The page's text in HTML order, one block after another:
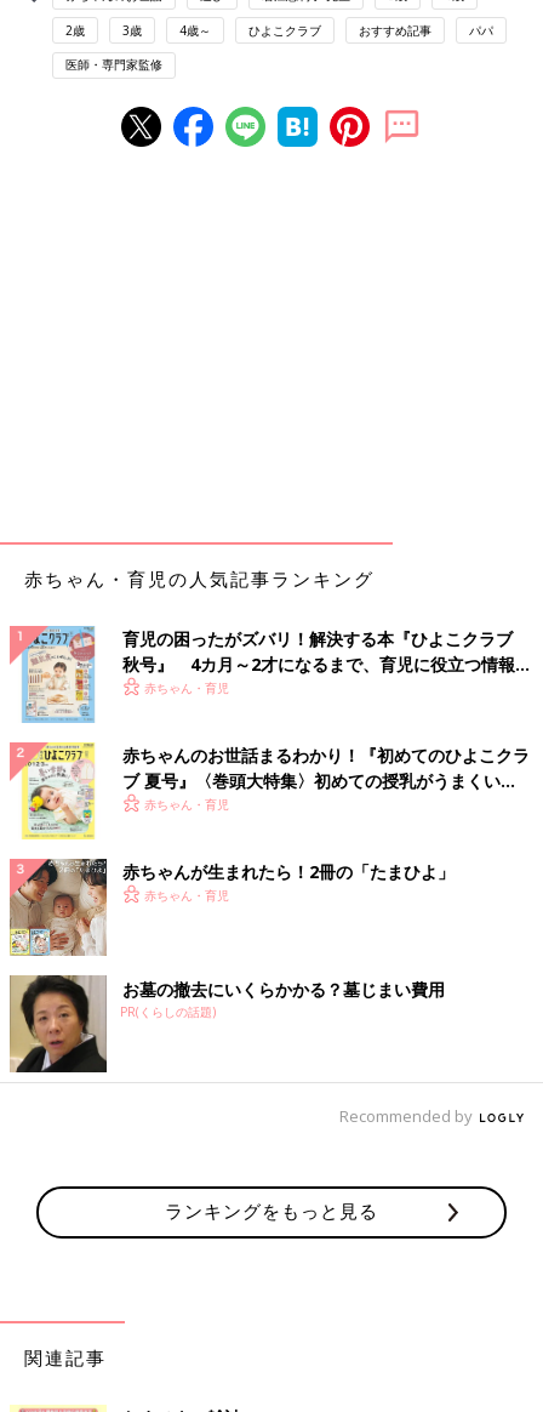
2歳 3歳 4歳～ ひよこクラブ おすすめ記事 パパ
医師・専門家監修
赤ちゃん・育児の人気記事ランキング
育児の困ったがズバリ！解決する本『ひよこクラブ
秋号』 4カ月～2才になるまで、育児に役立つ情報が
いっぱい！
赤ちゃん・育児
赤ちゃんのお世話まるわかり！『初めてのひよこクラ
ブ 夏号』〈巻頭大特集〉初めての授乳がうまくい
く！ おっぱい・ミルクの基本と夏のトラブル 解決テ
赤ちゃん・育児
赤ちゃんが生まれたら！2冊の「たまひよ」
赤ちゃん・育児
お墓の撤去にいくらかかる？墓じまい費用
PR(くらしの話題)
Recommended by
ランキングをもっと見る
関連記事